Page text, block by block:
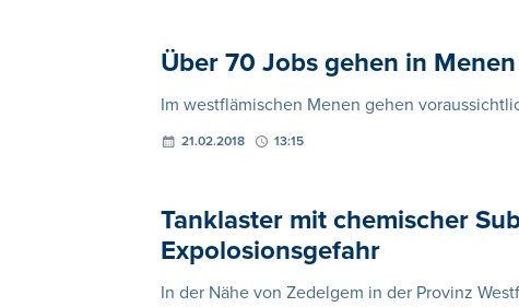
Über 70 Jobs gehen in
Im westflämischen Menen gehen
21.02.2018 13:15
Tanklaster mit chemischer
Expolosionsgefahr
In der Nähe von Zedelgem in der Provinz